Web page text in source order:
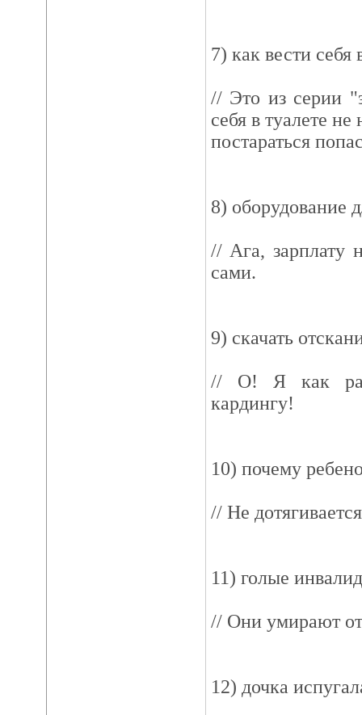
7) как вести себя
// Это из серии
себя в туалете
постараться
8) оборудование
// Ага, зарплату
сами.
9) скачать
// О! Я как раз
кардингу!
10) почему
// Не
11) голые
// Они умирают
12) дочка